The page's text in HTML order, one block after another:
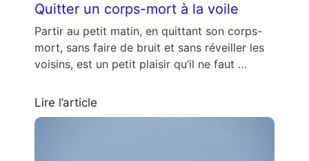
Quitter un corps-mort à la voile
Partir au petit matin, en quittant son corps-
mort, sans faire de bruit et sans réveiller les
voisins, est un petit plaisir qu’il ne faut …
Lire l’article